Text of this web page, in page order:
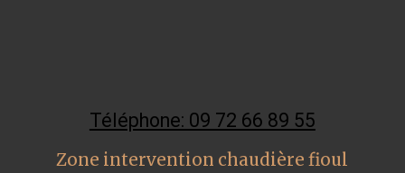
Téléphone: 09 72 66 89 55
Zone intervention chaudière fioul